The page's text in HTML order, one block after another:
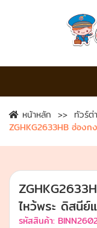
หน้าหลัก ทัวร์ต่
ZGHKG2633HB ฮ่อง
ไหว้พระ ดิสนีย์
รหัสสินค้า: